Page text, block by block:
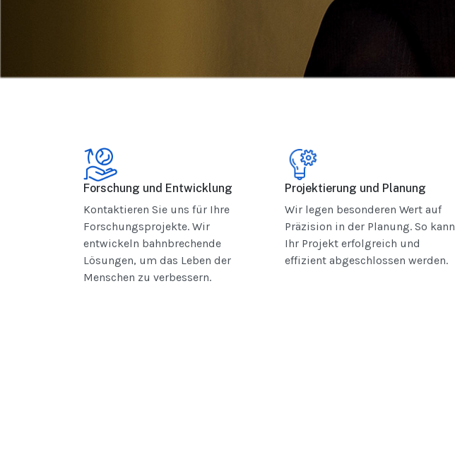
Forschung und Entwicklung
Kontaktieren Sie uns für Ihre
Forschungsprojekte. Wir
entwickeln bahnbrechende
Lösungen, um das Leben der
Menschen zu verbessern.
Projektierung und Planung
Wir legen besonderen Wert auf
Präzision in der Planung. So kann
Ihr Projekt erfolgreich und
effizient abgeschlossen werden.